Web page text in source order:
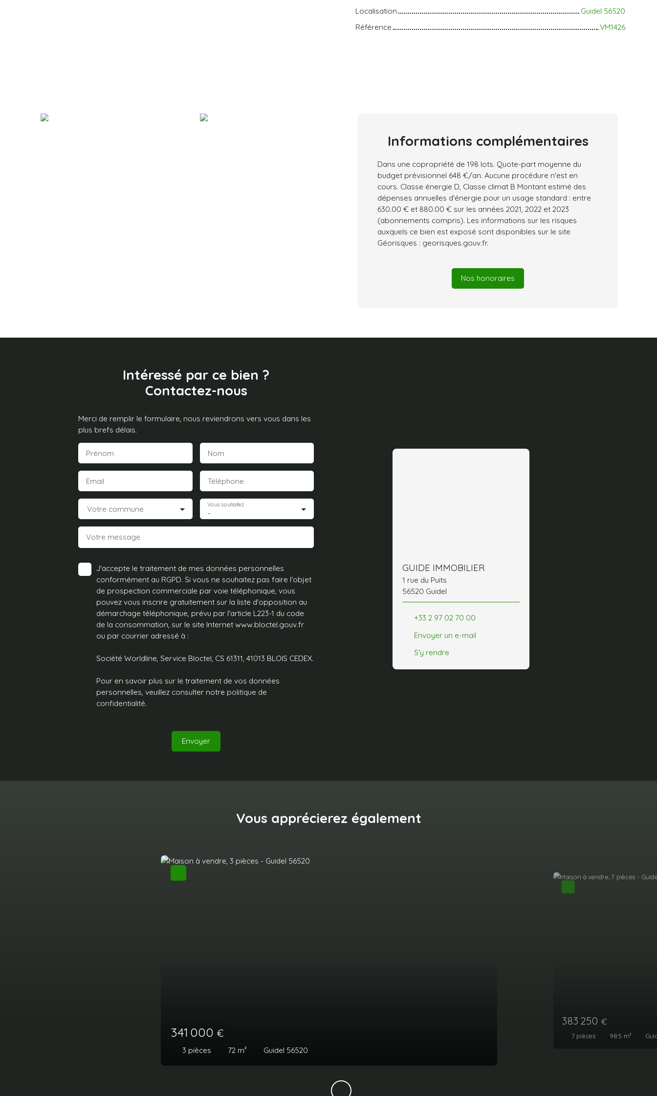
Localisation
Guidel 56520
Référence
VM1426
Informations complémentaires
Dans une copropriété de 198 lots. Quote-part moyenne du
budget prévisionnel 648 €/an. Aucune procédure n'est en
cours. Classe énergie D, Classe climat B Montant estimé des
dépenses annuelles d'énergie pour un usage standard : entre
630.00 € et 880.00 € sur les années 2021, 2022 et 2023
(abonnements compris). Les informations sur les risques
auxquels ce bien est exposé sont disponibles sur le site
Géorisques : georisques.gouv.fr.
Nos honoraires
Intéressé par ce bien ?
Contactez-nous
Merci de remplir le formulaire, nous reviendrons vers vous dans les
plus brefs délais.
Prénom Nom
Email Téléphone
Votre commune -
Vous souhaitez
Votre message
J'accepte le traitement de mes données personnelles
conformément au RGPD. Si vous ne souhaitez pas faire l'objet
de prospection commerciale par voie téléphonique, vous
pouvez vous inscrire gratuitement sur la liste d'opposition au
démarchage téléphonique, prévu par l'article L223-1 du code
de la consommation, sur le site Internet www.bloctel.gouv.fr
ou par courrier adressé à :
Société Worldline, Service Bloctel, CS 61311, 41013 BLOIS CEDEX.
Pour en savoir plus sur le traitement de vos données
personnelles, veuillez consulter notre politique de
confidentialité.
Envoyer
GUIDE IMMOBILIER
1 rue du Puits
56520 Guidel
+33 2 97 02 70 00
Envoyer un e-mail
S'y rendre
Vous apprécierez également